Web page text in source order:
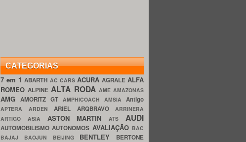
CATEGORIAS
7 em 1ABARTH AC CARS ACURA AGRALE ALFA
ROMEOALPINEALTA RODA AME AMAZONAS
AMG AMORITZ GT AMPHICOACH AMSIA Antigo
APTERA ARDEN ARIEL ARQBRAVO ARRINERA
ARTIGO ASIA ASTON MARTINATS AUDI
AUTOMOBILISMOAUTÔNOMOS AVALIAÇÃO BAC
BAJAJ BAOJUN BEIJING BENTLEY BERTONE